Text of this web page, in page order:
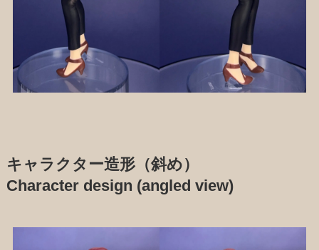
キャラクター造形（斜め）
Character design (angled view)